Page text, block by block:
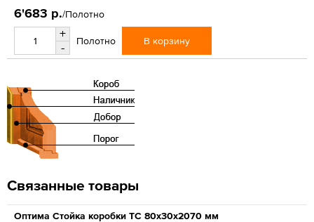
6'683 р./Полотно
+
-
Полотно В корзину
Связанные товары
Оптима Стойка коробки ТС 80х30х2070 мм